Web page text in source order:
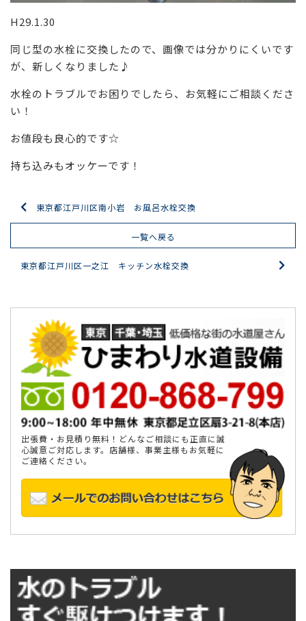
H29.1.30
同じ型の水栓に交換したので、画像では分かりにくいです
が、新しくなりました♪
水栓のトラブルでお困りでしたら、お気軽にご相談くださ
い！
お値段も良心的です☆
持ち込みもオッケーです！
東京都江戸川区南小岩 お風呂水栓交換
一覧へ戻る
東京都江戸川区一之江 キッチン水栓交換
出張費・お見積り無料！どんなご相談にも正直に誠
心誠意ご対応します。店舗様、事業主様もお気軽に
ご連絡ください。